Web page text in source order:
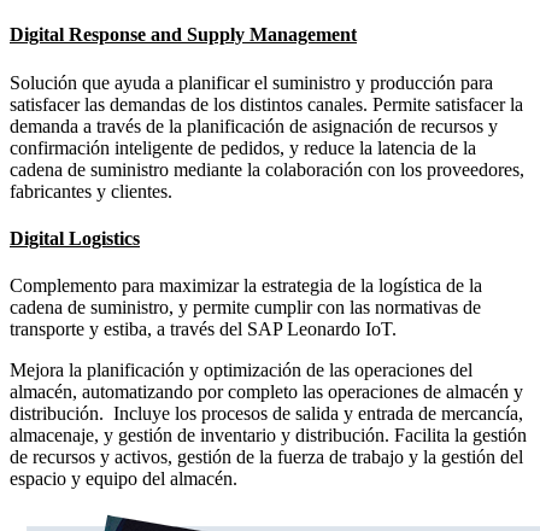
Digital Response and Supply Management
Solución que ayuda a planificar el suministro y producción para
satisfacer las demandas de los distintos canales. Permite satisfacer la
demanda a través de la planificación de asignación de recursos y
confirmación inteligente de pedidos, y reduce la latencia de la
cadena de suministro mediante la colaboración con los proveedores,
fabricantes y clientes.
Digital Logistics
Complemento para maximizar la estrategia de la logística de la
cadena de suministro, y permite cumplir con las normativas de
transporte y estiba, a través del SAP Leonardo IoT.
Mejora la planificación y optimización de las operaciones del
almacén, automatizando por completo las operaciones de almacén y
distribución. Incluye los procesos de salida y entrada de mercancía,
almacenaje, y gestión de inventario y distribución. Facilita la gestión
de recursos y activos, gestión de la fuerza de trabajo y la gestión del
espacio y equipo del almacén.